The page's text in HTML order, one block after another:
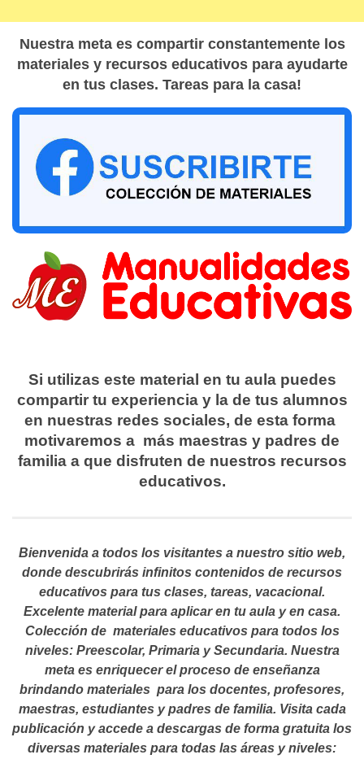
Nuestra meta es compartir constantemente los
materiales y recursos educativos para ayudarte
en tus clases. Tareas para la casa!
Si utilizas este material en tu aula puedes
compartir tu experiencia y la de tus alumnos
en nuestras redes sociales, de esta forma
motivaremos a más maestras y padres de
familia a que disfruten de nuestros recursos
educativos.
Bienvenida a todos los visitantes a nuestro sitio web,
donde descubrirás infinitos contenidos de recursos
educativos para tus clases, tareas, vacacional.
Excelente material para aplicar en tu aula y en casa.
Colección de materiales educativos para todos los
niveles: Preescolar, Primaria y Secundaria. Nuestra
meta es enriquecer el proceso de enseñanza
brindando materiales para los docentes, profesores,
maestras, estudiantes y padres de familia. Visita cada
publicación y accede a descargas de forma gratuita los
diversas materiales para todas las áreas y niveles: